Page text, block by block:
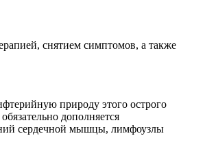
снятием симптомов, а также
природу этого острого
дополняется
сердечной мышцы, лимфоузлы